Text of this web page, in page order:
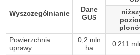
Wyszczególnianie
Dane
GUS
Powierzchnia
uprawy
0,2 mln
ha
0,211